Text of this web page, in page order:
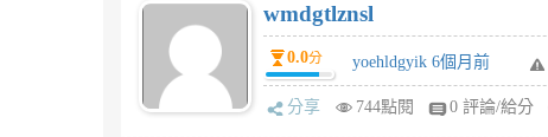
wmdgtlznsl
0.0分 yoehldgyik 6個月前
分享 744點閱 0 評論/給分